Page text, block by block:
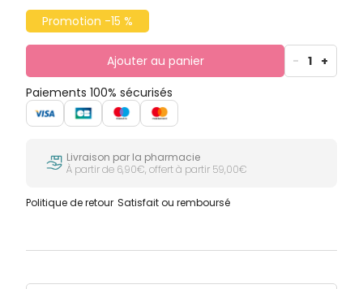
Promotion -15 %
Ajouter au panier - 1 +
Paiements 100% sécurisés
Livraison par la pharmacie
À partir de 6,90€, offert à partir 59,00€
Politique de retour Satisfait ou remboursé